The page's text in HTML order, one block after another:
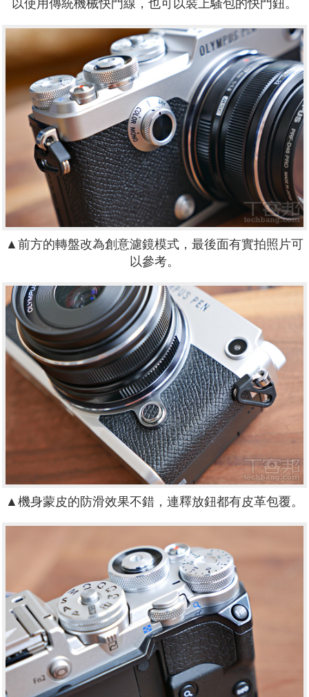
以使用傳統機械快門線，也可以裝上騷包的快門鈕。
▲前方的轉盤改為創意濾鏡模式，最後面有實拍照片可
以參考。
▲機身蒙皮的防滑效果不錯，連釋放鈕都有皮革包覆。